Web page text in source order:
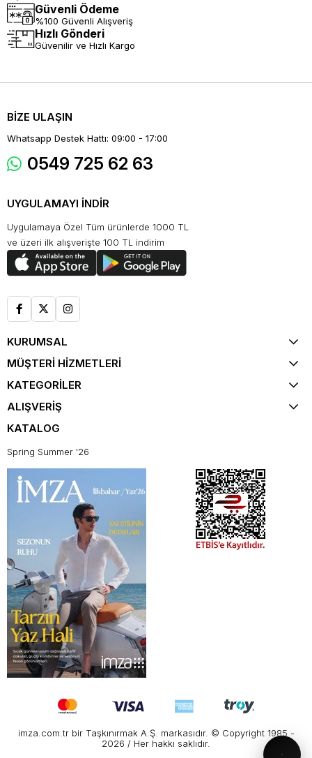
Güvenli Ödeme
%100 Güvenli Alışveriş
Hızlı Gönderi
Güvenilir ve Hızlı Kargo
BİZE ULAŞIN
Whatsapp Destek Hattı: 09:00 - 17:00
0549 725 62 63
UYGULAMAYI İNDİR
Uygulamaya Özel Tüm ürünlerde 1000 TL
ve üzeri ilk alışverişte 100 TL indirim
KURUMSAL
MÜŞTERİ HİZMETLERİ
KATEGORİLER
ALIŞVERİŞ
KATALOG
Spring Summer '26
imza.com.tr bir Taşkınırmak A.Ş. markasıdır. © Copyright 1985 -
2026 / Her hakkı saklıdır.